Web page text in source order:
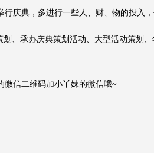
庆典，多进行一些人、财、物的投入
承办庆典策划活动、大型活动策划
信二维码加小丫妹的微信哦~